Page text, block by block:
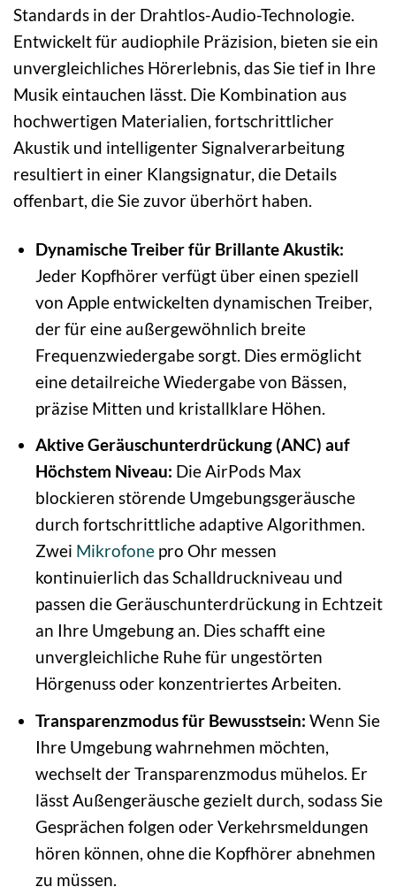
Standards in der Drahtlos-Audio-Technologie.
Entwickelt für audiophile Präzision, bieten sie ein
unvergleichliches Hörerlebnis, das Sie tief in Ihre
Musik eintauchen lässt. Die Kombination aus
hochwertigen Materialien, fortschrittlicher
Akustik und intelligenter Signalverarbeitung
resultiert in einer Klangsignatur, die Details
offenbart, die Sie zuvor überhört haben.
Dynamische Treiber für Brillante Akustik:
Jeder Kopfhörer verfügt über einen speziell
von Apple entwickelten dynamischen Treiber,
der für eine außergewöhnlich breite
Frequenzwiedergabe sorgt. Dies ermöglicht
eine detailreiche Wiedergabe von Bässen,
präzise Mitten und kristallklare Höhen.
Aktive Geräuschunterdrückung (ANC) auf
Höchstem Niveau: Die AirPods Max
blockieren störende Umgebungsgeräusche
durch fortschrittliche adaptive Algorithmen.
Zwei Mikrofonepro Ohr messen
kontinuierlich das Schalldruckniveau und
passen die Geräuschunterdrückung in Echtzeit
an Ihre Umgebung an. Dies schafft eine
unvergleichliche Ruhe für ungestörten
Hörgenuss oder konzentriertes Arbeiten.
Transparenzmodus für Bewusstsein: Wenn Sie
Ihre Umgebung wahrnehmen möchten,
wechselt der Transparenzmodus mühelos. Er
lässt Außengeräusche gezielt durch, sodass Sie
Gesprächen folgen oder Verkehrsmeldungen
hören können, ohne die Kopfhörer abnehmen
zu müssen.